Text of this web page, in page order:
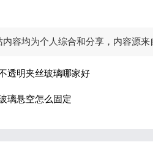
内容均为个人综合和分享，内容源来
透明夹丝玻璃哪家好
璃悬空怎么固定